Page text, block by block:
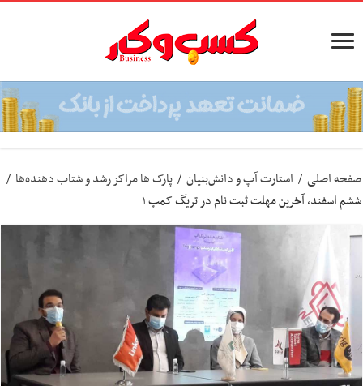
صفحه اصلی / استارت آپ‌ و دانش‌بنیان‌ / پارک ها مراکز رشد و شتاب‌ دهنده‌ها /
ششم اسفند، آخرین مهلت ثبت نام در تریگ کمپ ۱